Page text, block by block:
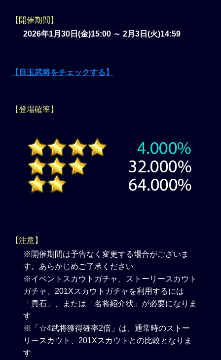
【開催期間】
2026年1月30日(金)15:00 ～ 2月3日(火)14:59
【目玉武将をチェックする】
【登場確率】
【注意】
※開催期間は予告なく変更する場合がございま
す。あらかじめご了承ください
※イベントスカウトガチャ、ストーリースカウト
ガチャ、201Xスカウトガチャを利用するには
「貴石」、または「名将紹介状」が必要になりま
す
※「☆4武将獲得確率2倍」は、通常時のストー
リースカウト、201Xスカウトとの比較となりま
す